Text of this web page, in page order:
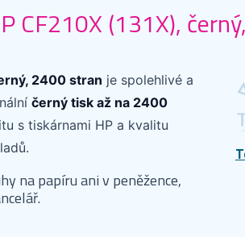
CF210X (131X),
2400 stran je spolehlivé a
černý tisk až na 2400
s tiskárnami HP a kvalitu
na papíru ani v peněžence,